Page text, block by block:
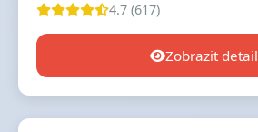
4.7 (617)
Zobrazit detail